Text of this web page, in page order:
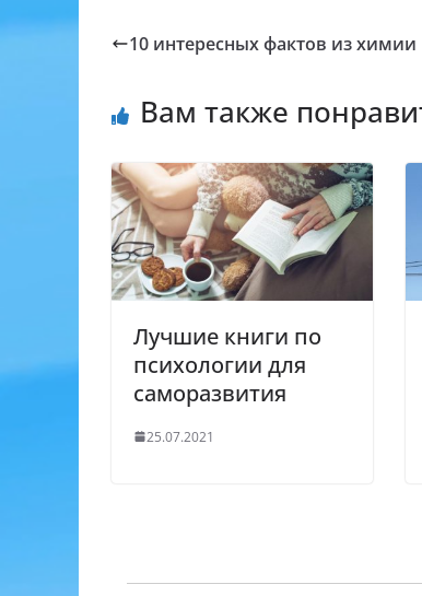
l
s
p
.
u
k
a
s
n
k
i
g
a
r
10 интересных фактов из химии
Вам также
Лучшие книги по
психологии для
саморазвития
25.07.2021